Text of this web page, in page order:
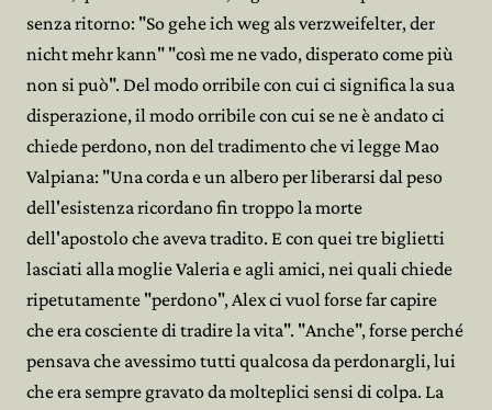
senza ritorno: "So gehe ich weg als verzweifelter, der
nicht mehr kann" "così me ne vado, disperato come più
non si può". Del modo orribile con cui ci significa la sua
disperazione, il modo orribile con cui se ne è andato ci
chiede perdono, non del tradimento che vi legge Mao
Valpiana: "Una corda e un albero per liberarsi dal peso
dell'esistenza ricordano fin troppo la morte
dell'apostolo che aveva tradito. E con quei tre biglietti
lasciati alla moglie Valeria e agli amici, nei quali chiede
ripetutamente "perdono", Alex ci vuol forse far capire
che era cosciente di tradire la vita". "Anche", forse perché
pensava che avessimo tutti qualcosa da perdonargli, lui
che era sempre gravato da molteplici sensi di colpa. La